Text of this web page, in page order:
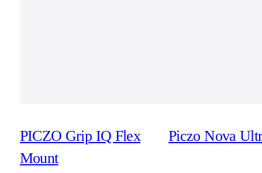
PICZO Grip IQ Flex
Mount
Piczo Nova